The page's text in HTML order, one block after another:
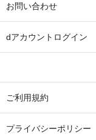
お問い合わせ
dアカウントログイン
ご利用規約
プライバシーポリシー